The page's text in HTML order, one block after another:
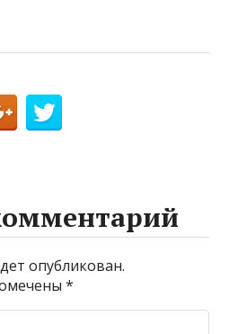
опубликован.
*